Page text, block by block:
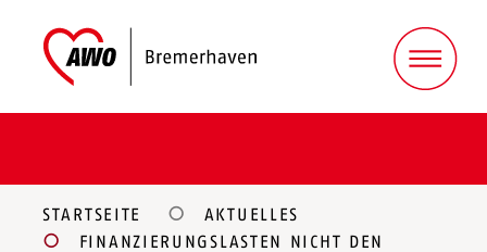
STARTSEITE
AKTUELLES
FINANZIERUNGSLASTEN NICHT DEN